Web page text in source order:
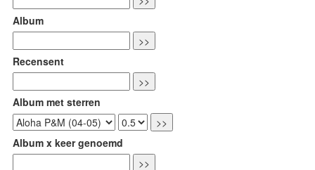
Album
Recensent
Album met sterren
Album x keer genoemd